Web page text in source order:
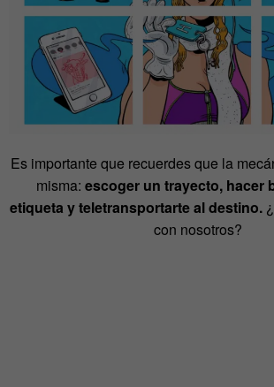
Es importante que recuerdes que la
misma: escoger un trayecto, hacer
etiqueta y teletransportarte al destino.
con nosotros?